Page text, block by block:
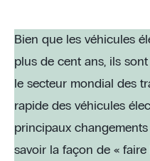
Bien que les véhicules
plus de cent ans, ils
le secteur mondial des
rapide des véhicules
principaux
savoir la façon de « faire